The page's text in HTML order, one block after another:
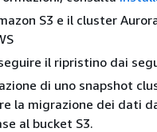
S3 e il cluster
il ripristino dai
di uno snapshot
la migrazione dei dati
al bucket S3.